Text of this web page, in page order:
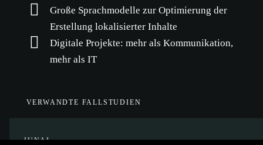
Große Sprachmodelle zur Optimierung der
Erstellung lokalisierter Inhalte
Digitale Projekte: mehr als Kommunikation,
mehr als IT
VERWANDTE FALLSTUDIEN
JUNAI